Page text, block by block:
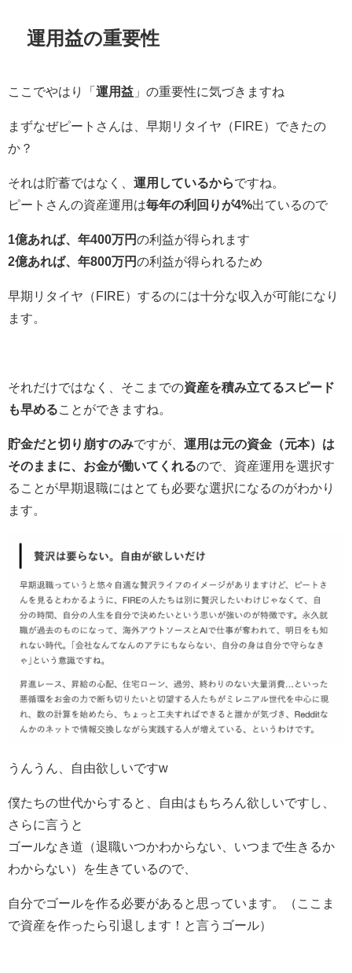
運用益の重要性
ここでやはり「 運用益 」の重要性に気づきますね
まずなぜピートさんは、早期リタイヤ（FIRE）できたの
か？
それは貯蓄ではなく、 運用しているからですね。
ピートさんの資産運用は毎年の利回りが4%出ているので
1億あれば、年400万円の利益が得られます
2億あれば、年800万円の利益が得られるため
早期リタイヤ（FIRE）するのには十分な収入が可能になり
ます。
それだけではなく、そこまでの資産を積み立てるスピード
も早める ことができますね。
貯金だと切り崩すのみですが、 運用は元の資金（元本）は
そのままに、お金が働いてくれるので、資産運用を選択す
ることが早期退職にはとても必要な選択になるのがわかり
ます。
うんうん、自由欲しいですw
僕たちの世代からすると、自由はもちろん欲しいですし、
さらに言うと
ゴールなき道（退職いつかわからない、いつまで生きるか
わからない）を生きているので、
自分でゴールを作る必要があると思っています。（ここま
で資産を作ったら引退します！と言うゴール）